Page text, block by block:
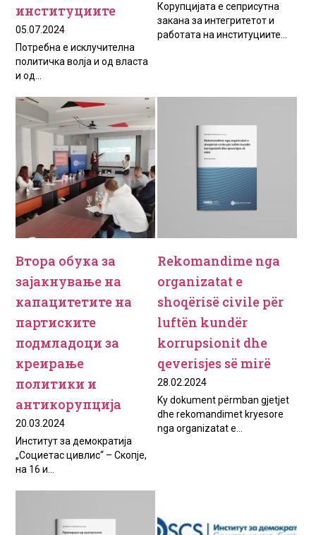
институциите
05.07.2024
Потребна е исклучителна
политичка волја и од власта
и од...
Корупцијата е сеприсутна
закана за интегритетот и
работата на институциите...
Втора обука за
зајакнување на
капацитетите на
партиските
подмладоци за
креирање
политики и
антикорупција
20.03.2024
Институт за демократија
„Социетас цивлис“ – Скопје,
на 16 и...
Rekomandime nga
organizatat e
shoqërisë civile për
luftën kundër
korrupsionit dhe
qeverisjes së mirë
28.02.2024
Ky dokument përmban gjetjet
dhe rekomandimet kryesore
nga organizatat e...